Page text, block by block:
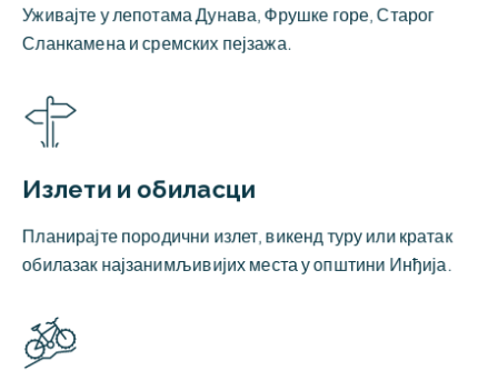
Уживајте у лепотама Дунава, Фрушке горе, Старог
Сланкамена и сремских пејзажа.
Излети и обиласци
Планирајте породични излет, викенд туру или кратак
обилазак најзанимљивијих места у општини Инђија.